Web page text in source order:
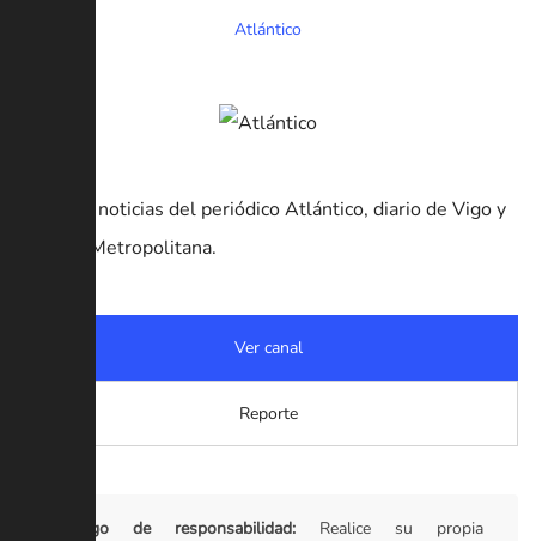
Atlántico
Canal de noticias del periódico Atlántico, diario de Vigo y
su Área Metropolitana.
Ver canal
Reporte
Descargo de responsabilidad: Realice su propia